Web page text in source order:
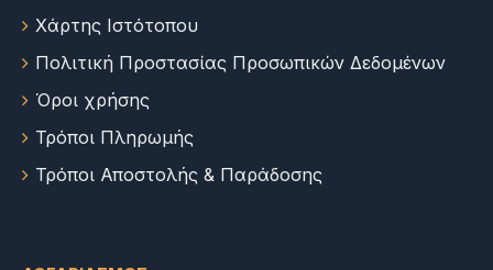
Χάρτης Ιστότοπου
Πολιτική Προστασίας Προσωπικών Δεδομένων
Όροι χρήσης
Τρόποι Πληρωμής
Τρόποι Αποστολής & Παράδοσης